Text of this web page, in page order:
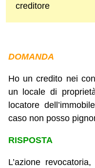
creditore
DOMANDA
Ho un credito nei
un locale di
locatore
caso non posso
RISPOSTA
L’azione